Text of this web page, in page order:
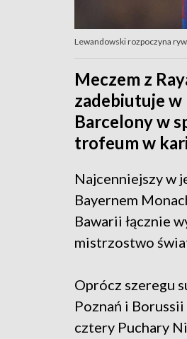
Lewandowski rozpoczyna
Meczem z
zadebiutuje w
Barcelony w
trofeum w
Najcenniejszy w
Bayernem
Bawarii łącznie
mistrzostwo
Oprócz szeregu
Poznań i
cztery Puchary